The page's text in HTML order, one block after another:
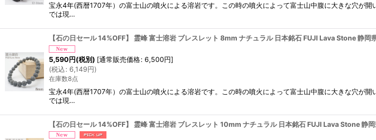
宝永4年(西暦1707年）の富士山の噴火による溶岩です。この時の噴火によって富士山中腹に大きな穴が
では現…
【石の日セール 14%OFF】 霊峰 富士溶岩 ブレスレット 8mm ナチュラル 日本銘石 FUJI Lava Stone 静岡
5,590円(税別) [通常販売価格: 6,500円]
(税込: 6,149円)
在庫数8点
宝永4年(西暦1707年）の富士山の噴火による溶岩です。この時の噴火によって富士山中腹に大きな穴が
では現…
【石の日セール 14%OFF】 霊峰 富士溶岩 ブレスレット 10mm ナチュラル 日本銘石 FUJI Lava Stone 静